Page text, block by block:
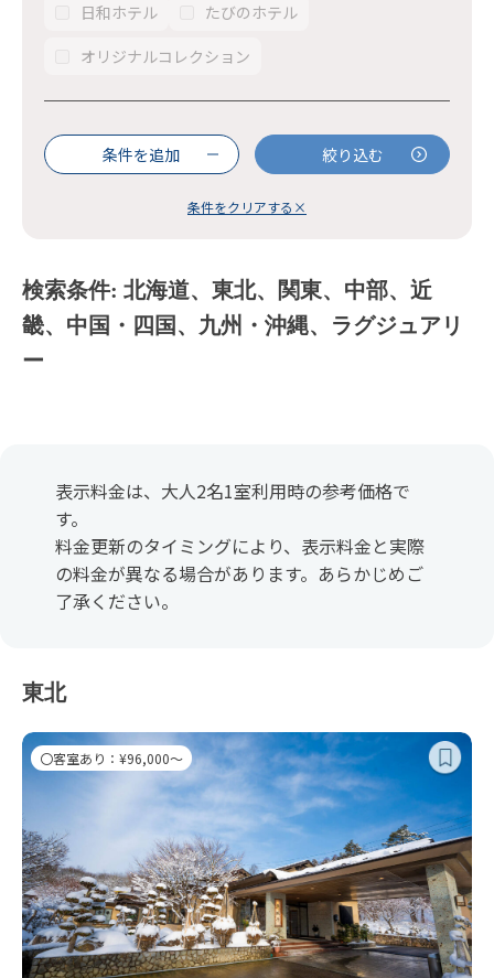
日和ホテル
たびのホテル
オリジナルコレクション
条件をクリアする×
条件を追加 絞り込む
検索条件: 北海道、東北、関東、中部、近
畿、中国・四国、九州・沖縄、ラグジュアリ
ー
表示料金は、大人2名1室利用時の参考価格で
す。
料金更新のタイミングにより、表示料金と実際
の料金が異なる場合があります。あらかじめご
了承ください。
東北
〇客室あり：¥96,000～